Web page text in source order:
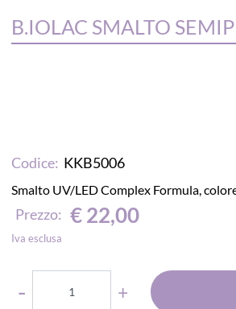
B.IOLAC SMALTO
Codice: KKB5006
Smalto UV/LED Complex Formula,
Prezzo: € 22,00
Iva esclusa